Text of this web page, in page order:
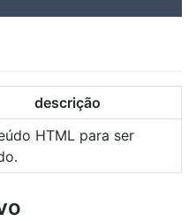
descrição
HTML para ser